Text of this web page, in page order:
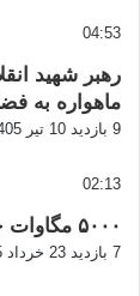
04:53
رهبر شهید
ماهواره به
9 بازدید 10 تیر 1405
02:13
۵۰۰۰ مگاوات خورشیدی؛ رویای سبز یا وعده تکراری؟
7 بازدید 23 خرداد 1405